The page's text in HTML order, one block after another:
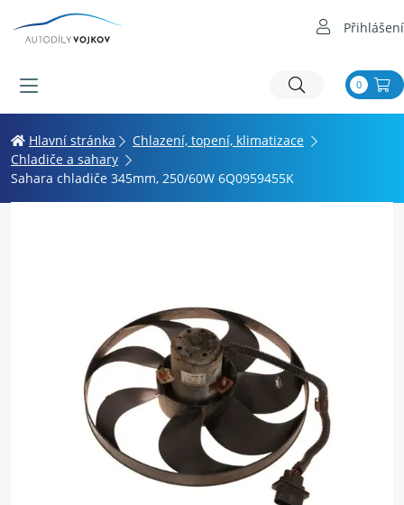
Přihlášení
0
Hlavní stránka
Chlazení, topení, klimatizace
Chladiče a sahary
Sahara chladiče 345mm, 250/60W 6Q0959455K